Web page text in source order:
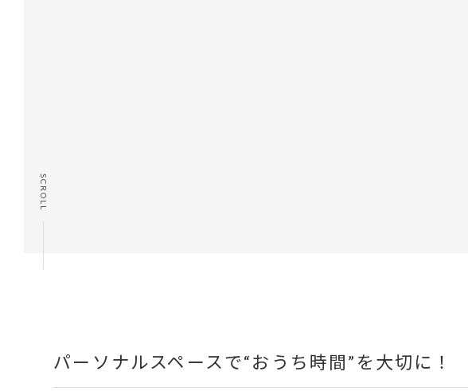
SCROLL
パーソナルスペースで“おうち時間”を大切に！